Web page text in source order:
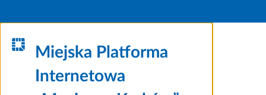
Miejska Platforma
Internetowa